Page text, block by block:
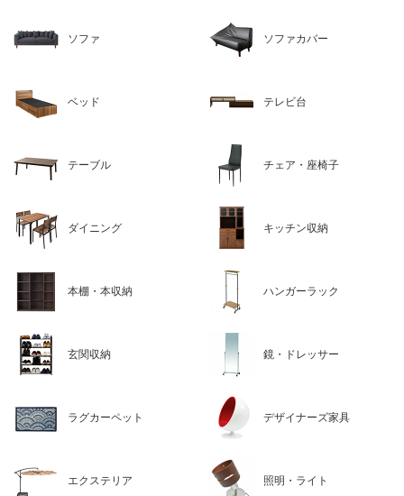
ソファ ソファカバー
ベッド テレビ台
テーブル チェア・座椅子
ダイニング キッチン収納
本棚・本収納 ハンガーラック
玄関収納 鏡・ドレッサー
ラグカーペット デザイナーズ家具
エクステリア 照明・ライト